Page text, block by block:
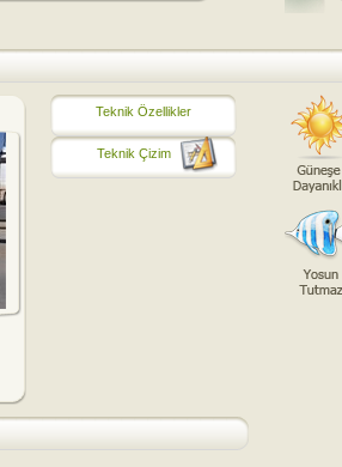
Teknik Özellikler
Teknik Çizim